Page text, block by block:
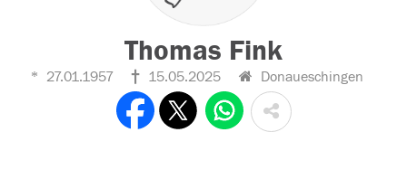
Thomas Fink
27.01.1957 15.05.2025 Donaueschingen